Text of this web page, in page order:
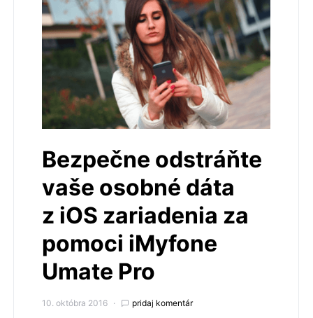
Bezpečne odstráňte
vaše osobné dáta
z iOS zariadenia za
pomoci iMyfone
Umate Pro
10. októbra 2016 pridaj komentár